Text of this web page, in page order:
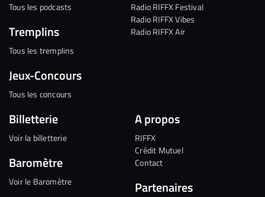
Tous les podcasts
Tremplins
Tous les tremplins
Jeux-Concours
Tous les concours
Radio RIFFX Festival
Radio RIFFX Vibes
Radio RIFFX Air
Billetterie
Voir la billetterie
Baromètre
Voir le Baromètre
A propos
RIFFX
Crédit Mutuel
Contact
Partenaires